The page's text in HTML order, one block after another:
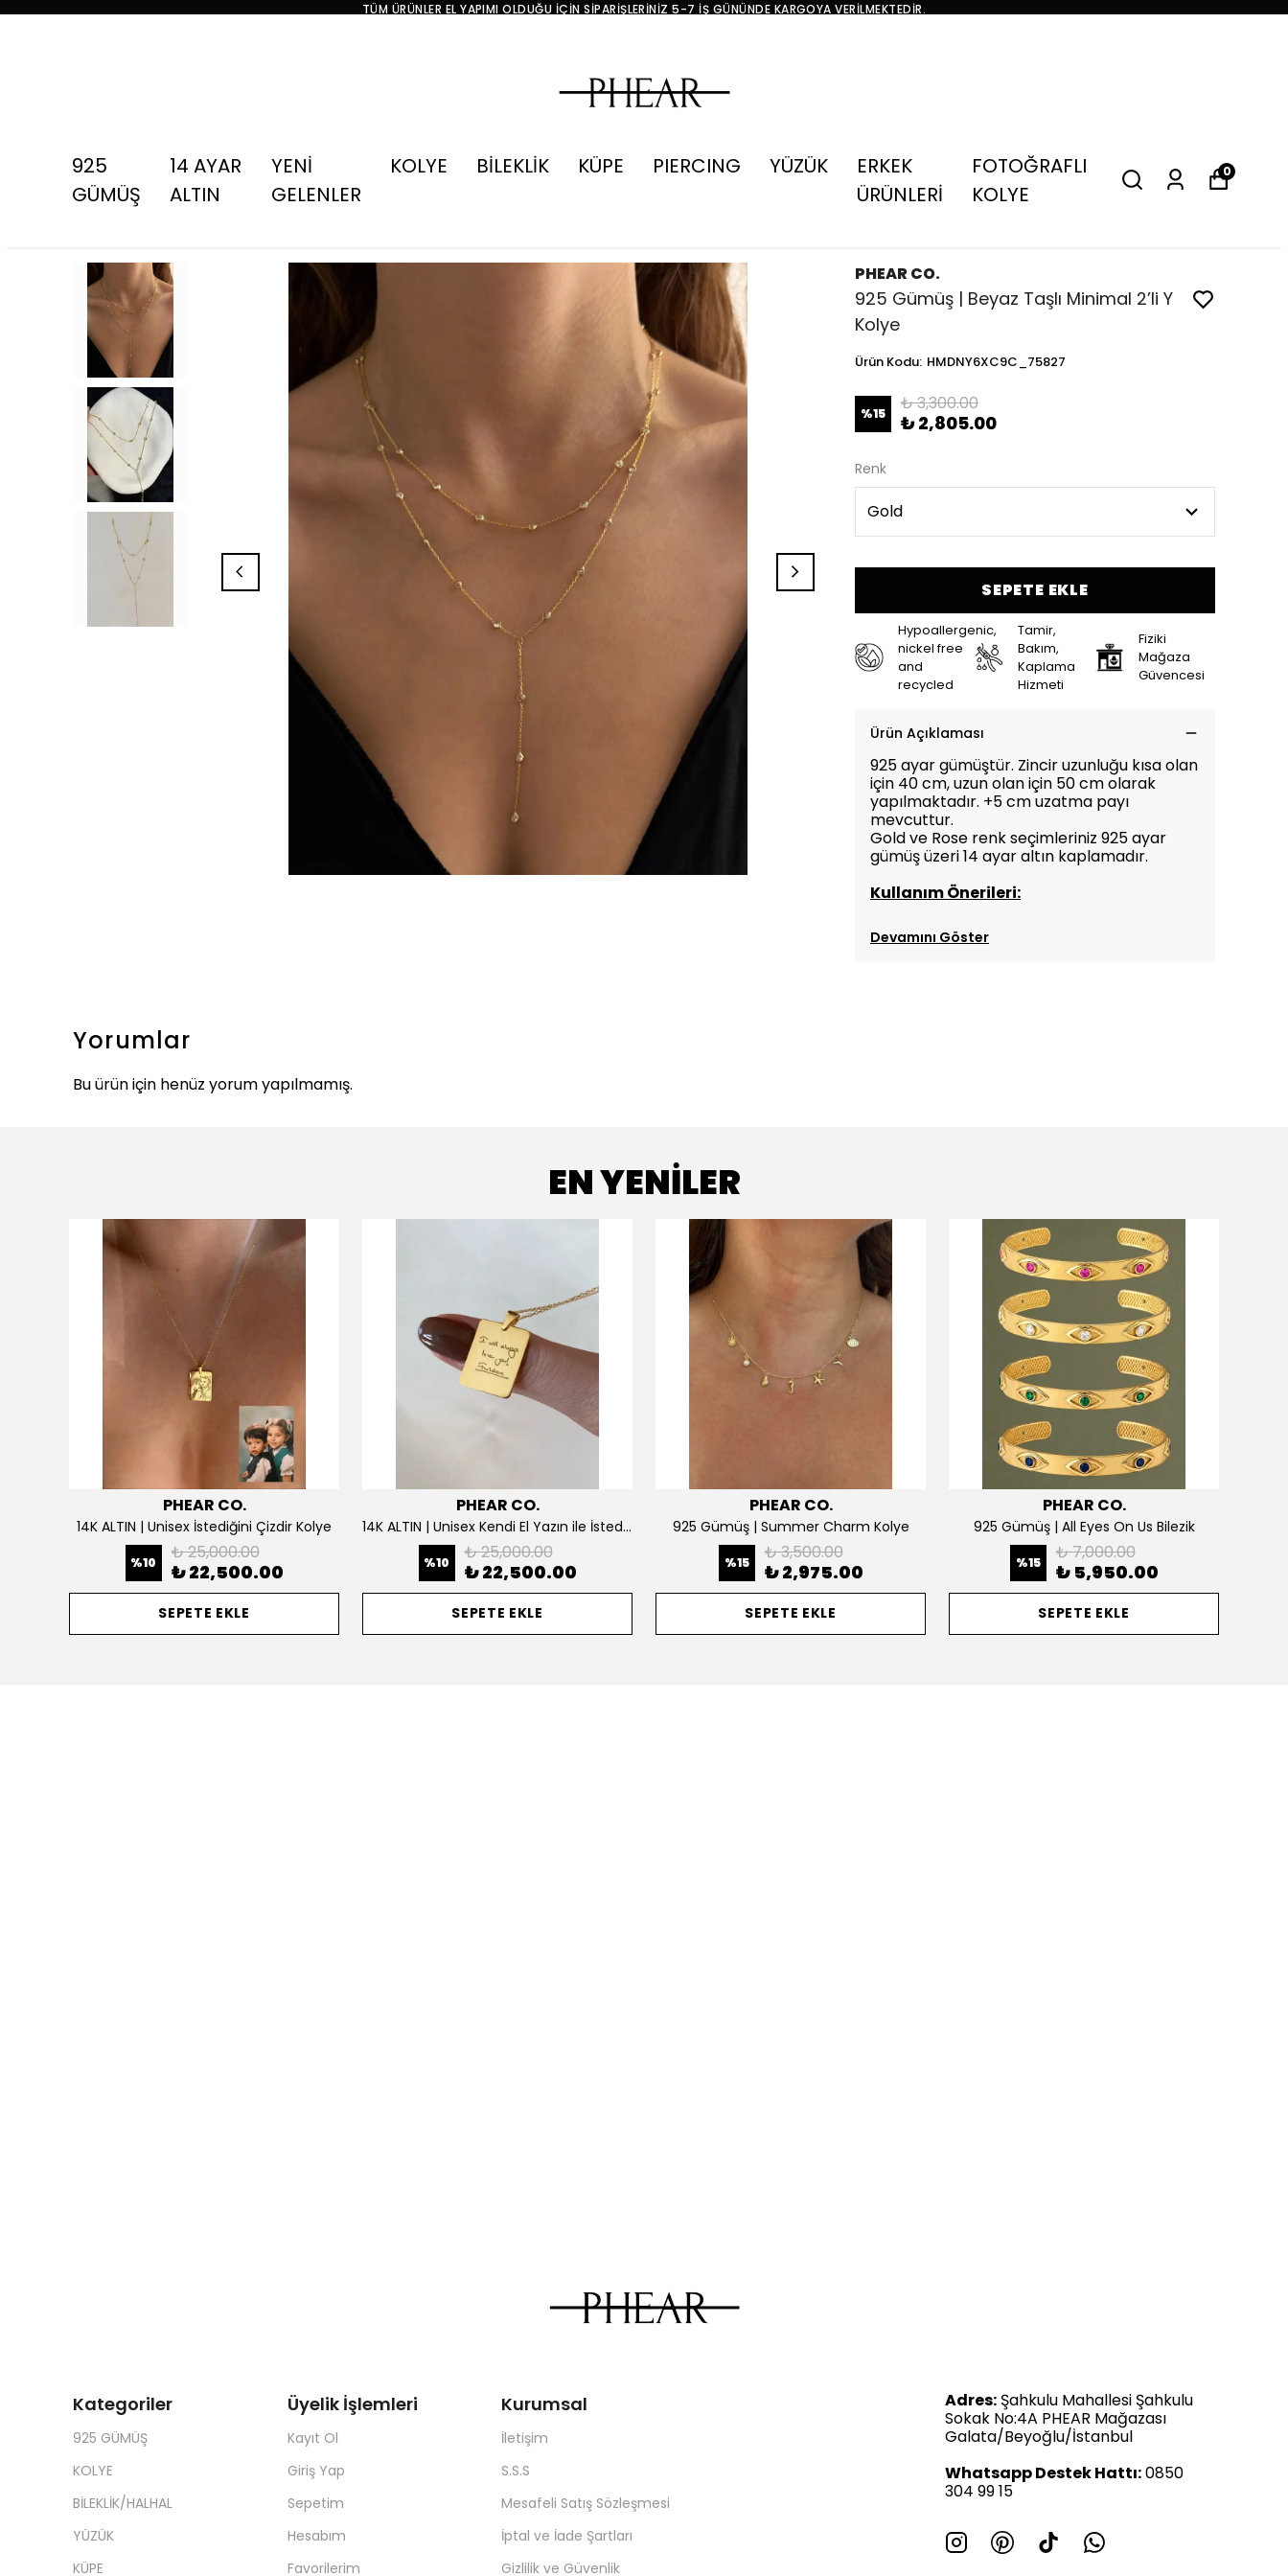
TÜM ÜRÜNLER EL YAPIMI OLDUĞU İÇİN SİPARİŞLERİNİZ 5-7 İŞ GÜNÜNDE KARGOYA VERİLMEKTEDİR.
925
GÜMÜŞ
14 AYAR
ALTIN
YENİ
GELENLER
KOLYE BİLEKLİK KÜPE PIERCING YÜZÜK
ERKEK
ÜRÜNLERİ
FOTOĞRAFLI
KOLYE
0
PHEAR CO.
925 Gümüş | Beyaz Taşlı Minimal 2’li Y
Kolye
Ürün Kodu: HMDNY6XC9C_75827
%15 ₺ 3,300.00
₺ 2,805.00
Renk
SEPETE EKLE
Hypoallergenic,
nickel free
and
recycled
Tamir,
Bakım,
Kaplama
Hizmeti
Fiziki
Mağaza
Güvencesi
Ürün Açıklaması
925 ayar gümüştür. Zincir uzunluğu kısa olan
için 40 cm, uzun olan için 50 cm olarak
yapılmaktadır. +5 cm uzatma payı
mevcuttur.
Gold ve Rose renk seçimleriniz 925 ayar
gümüş üzeri 14 ayar altın kaplamadır.
Kullanım Önerileri:
Devamını Göster
Yorumlar
Bu ürün için henüz yorum yapılmamış.
EN YENİLER
PHEAR CO.
14K ALTIN | Unisex İstediğini Çizdir Kolye
%10 ₺ 25,000.00
₺ 22,500.00
SEPETE EKLE
PHEAR CO.
14K ALTIN | Unisex Kendi El Yazın ile İstediğini Yazdır Plaka Kolye
%10 ₺ 25,000.00
₺ 22,500.00
SEPETE EKLE
PHEAR CO.
925 Gümüş | Summer Charm Kolye
%15 ₺ 3,500.00
₺ 2,975.00
SEPETE EKLE
PHEAR CO.
925 Gümüş | All Eyes On Us Bilezik
%15 ₺ 7,000.00
₺ 5,950.00
SEPETE EKLE
Kategoriler
925 GÜMÜŞ
KOLYE
BİLEKLİK/HALHAL
YÜZÜK
KÜPE
Üyelik İşlemleri
Kayıt Ol
Giriş Yap
Sepetim
Hesabım
Favorilerim
Kurumsal
İletişim
S.S.S
Mesafeli Satış Sözleşmesi
İptal ve İade Şartları
Gizlilik ve Güvenlik
Adres: Şahkulu Mahallesi Şahkulu
Sokak No:4A PHEAR Mağazası
Galata/Beyoğlu/İstanbul
Whatsapp Destek Hattı:0850
304 99 15